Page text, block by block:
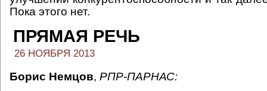
Пока этого нет.
ПРЯМАЯ РЕЧЬ
26 НОЯБРЯ 2013
Борис Немцов, РПР-ПАРНАС: